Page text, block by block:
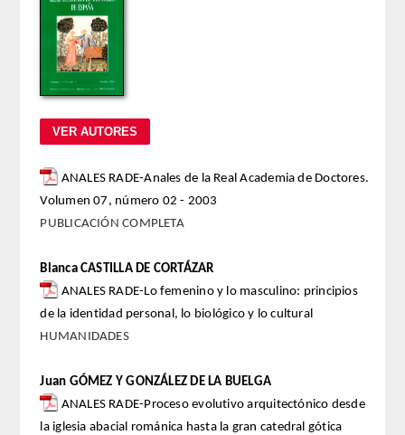
NORMATIVA
ESTATUTOS
REGLAMENTO
FUNDACIÓN LIBERADE
ACADÉMICOS
SECCIONES
TEOLOGÍA
DERECHO
ANALES RADE-Anales de la Real Academia de Doctores.
Volumen 07, número 02 - 2003
PUBLICACIÓN COMPLETA
Blanca CASTILLA DE CORTÁZAR
ANALES RADE-Lo femenino y lo masculino: principios
de la identidad personal, lo biológico y lo cultural
HUMANIDADES
Juan GÓMEZ Y GONZÁLEZ DE LA BUELGA
ANALES RADE-Proceso evolutivo arquitectónico desde
la iglesia abacial románica hasta la gran catedral gótica